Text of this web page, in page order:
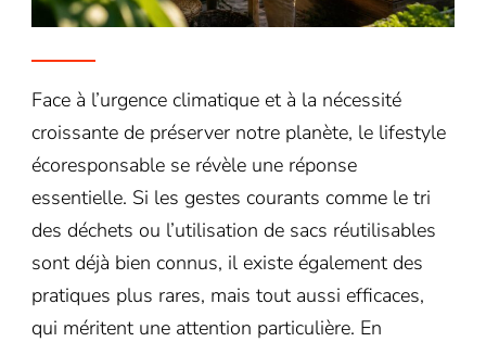
Face à l’urgence climatique et à la nécessité
croissante de préserver notre planète, le lifestyle
écoresponsable se révèle une réponse
essentielle. Si les gestes courants comme le tri
des déchets ou l’utilisation de sacs réutilisables
sont déjà bien connus, il existe également des
pratiques plus rares, mais tout aussi efficaces,
qui méritent une attention particulière. En